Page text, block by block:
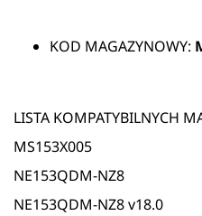
KOD MAGAZYNOWY:
LISTA KOMPATYBILNYCH
MS153X005
NE153QDM-NZ8
NE153QDM-NZ8 v18.0